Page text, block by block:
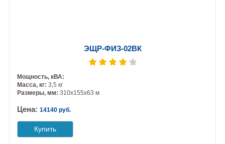
ЭЩР-ФИЗ-02ВК
Мощность, кВА:
Масса, кг:3,5 кг
Размеры, мм:310х155х63 м
Цена:14140 руб.
Купить